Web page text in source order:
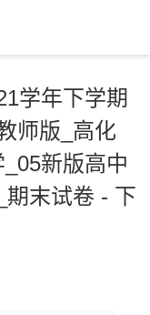
学年下学期
师版_高化
_05新版高中
期末试卷 - 下